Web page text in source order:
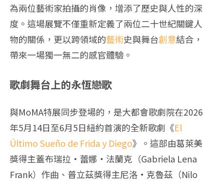
為兩位藝術家拍攝的肖像，增添了歷史與人性的深
度。這場展覽不僅重新定義了兩位二十世紀關鍵人
物的關係，更以跨領域的藝術史與舞台創意結合，
帶來一場獨一無二的感官體驗。
歌劇舞台上的永恆戀歌
與MoMA特展同步登場的，是大都會歌劇院在2026
年5月14日至6月5日紐約首演的全新歌劇《El
Último Sueño de Frida y Diego》。這部由葛萊美
獎得主蓋布瑞拉·蕾娜·法蘭克（Gabriela Lena
Frank）作曲、普立茲獎得主尼洛·克魯茲（Nilo